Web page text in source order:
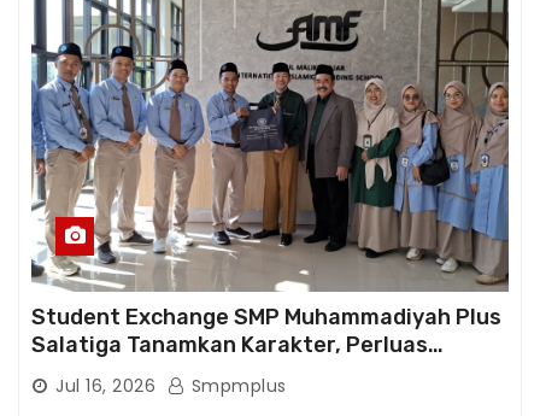
Student Exchange SMP Muhammadiyah Plus
Salatiga Tanamkan Karakter, Perluas
Wawasan, dan Tumbuhkan Semangat
Berprestasi
Jul 16, 2026 Smpmplus